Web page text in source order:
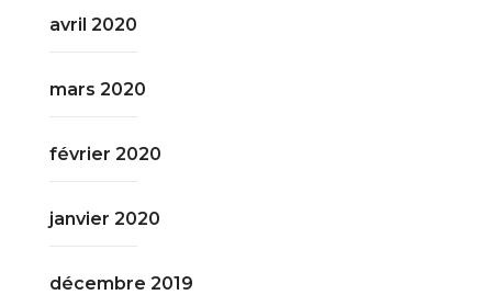
avril 2020
mars 2020
février 2020
janvier 2020
décembre 2019